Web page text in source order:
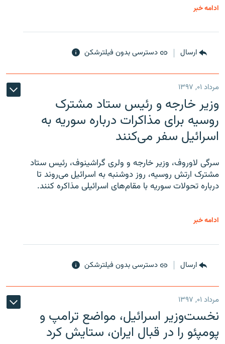
ادامه خبر
ارسال دسترسی بدون فیلترشکن
مرداد ۰۱, ۱۳۹۷
وزیر خارجه و رئیس‌ ستاد مشترک
روسیه برای مذاکرات درباره سوریه به
اسرائیل سفر می‌کنند
سرگی لاوروف، وزیر خارجه و ولری گراشینوف، رئیس ستاد
مشترک ارتش روسیه، روز دوشنبه به اسرائیل می‌روند تا
درباره تحولات سوریه با مقام‌های اسرائیلی مذاکره کنند.
ادامه خبر
ارسال دسترسی بدون فیلترشکن
مرداد ۰۱, ۱۳۹۷
نخست‌وزیر اسرائیل، مواضع ترامپ و
پومپئو را در قبال ایران، ستایش کرد